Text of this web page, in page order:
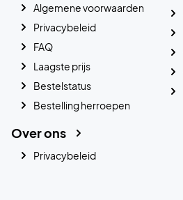
Algemene voorwaarden
Privacybeleid
FAQ
Laagste prijs
Bestelstatus
Bestelling herroepen
Over ons
Privacybeleid